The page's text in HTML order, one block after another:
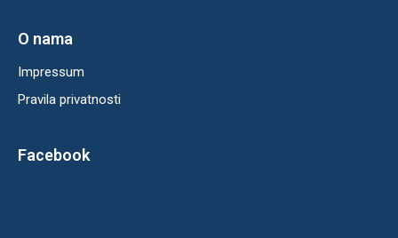
O nama
Impressum
Pravila privatnosti
Facebook